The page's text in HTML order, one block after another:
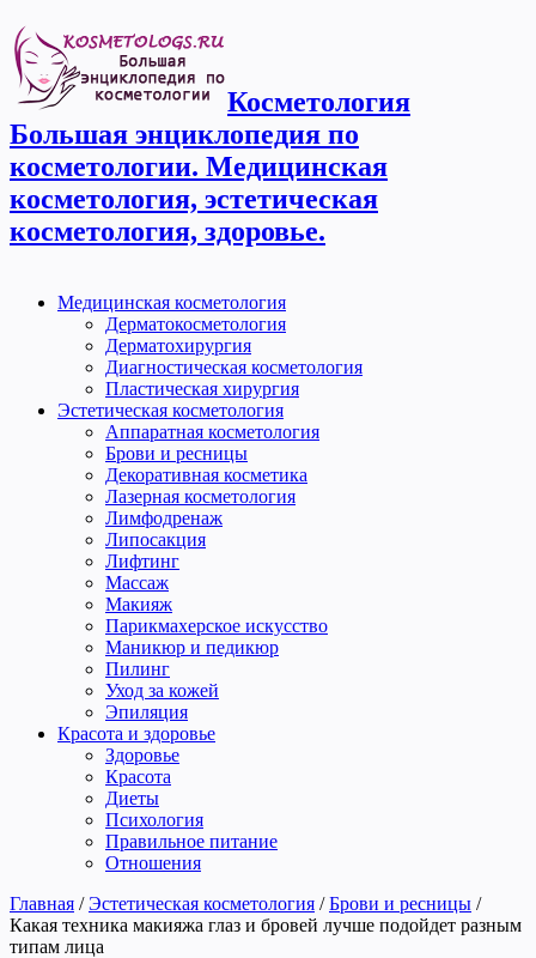
Косметология
Большая энциклопедия по
косметологии. Медицинская
косметология, эстетическая
косметология, здоровье.
Медицинская косметология
Дерматокосметология
Дерматохирургия
Диагностическая косметология
Пластическая хирургия
Эстетическая косметология
Аппаратная косметология
Брови и ресницы
Декоративная косметика
Лазерная косметология
Лимфодренаж
Липосакция
Лифтинг
Массаж
Макияж
Парикмахерское искусство
Маникюр и педикюр
Пилинг
Уход за кожей
Эпиляция
Красота и здоровье
Здоровье
Красота
Диеты
Психология
Правильное питание
Отношения
Главная / Эстетическая косметология / Брови и ресницы /
Какая техника макияжа глаз и бровей лучше подойдет разным
типам лица